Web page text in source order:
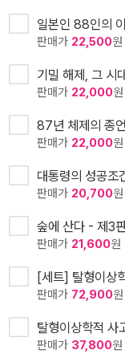
일본인 88인의
판매가 22,500원
기밀 해제, 그 시
판매가 22,000원
87년 체제의 종
판매가 22,000원
대통령의 성공조
판매가 20,700원
숲에 산다 - 제3
판매가 21,600원
[세트] 탈형이상
판매가 72,900원
탈형이상학적 사
판매가 37,800원